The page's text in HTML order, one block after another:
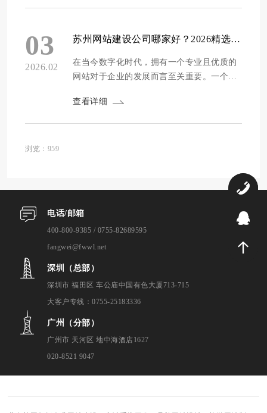
了许多旅游企业面临的难题。为了帮助旅游
企业找到合适的建站公司，我们经过深入调
研和分析...
03
2026.02
苏州网站建设公司哪家好？2026精选十家靠谱专业网站设计服务商推荐
在当今数字化时代，拥有一个专业且优质的
网站对于企业的发展而言至关重要。一个好
企业展示自身形象、推广产品与服务、拓展
查看详细
浏览：959
电话/邮箱
400-800-9385 / 0755-82689595
fangwei@fwwl.net
深圳（总部）
深圳市 福田区 车公庙中国有色大厦713-715
大客户专线：0755-25183336
广州（分部）
广州市 天河区 地中海酒店1627
020-8521 9047